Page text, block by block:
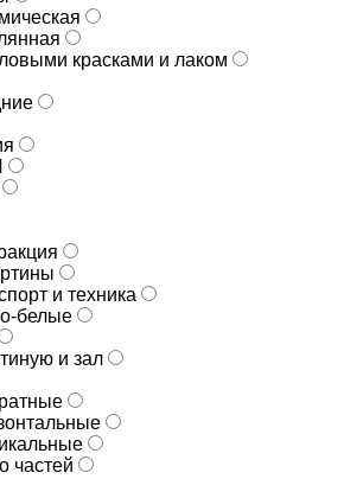
красками и лаком
и техника
белые
и зал
частей